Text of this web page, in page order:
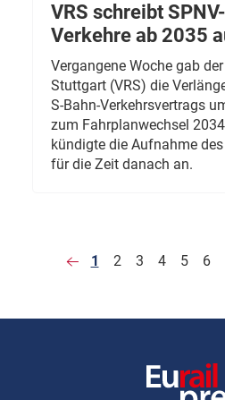
VRS schreibt
Verkehre ab 2035
Vergangene Woche gab
Stuttgart (VRS) die
S-Bahn-Verkehrsvertrags
zum Fahrplanwechsel
kündigte die Aufnahme
für die Zeit danach an.
1 2 3 4 5 6